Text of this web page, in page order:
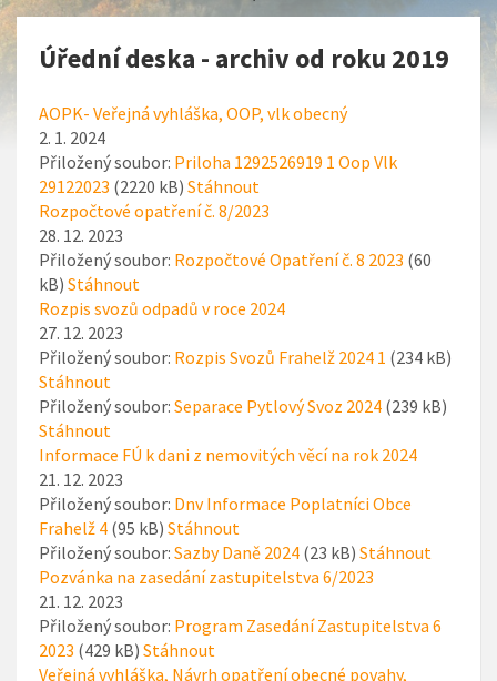
Úřední deska - archiv od roku 2019
AOPK- Veřejná vyhláška, OOP, vlk obecný
2. 1. 2024
Přiložený soubor: Priloha 1292526919 1 Oop Vlk
29122023 (2220 kB) Stáhnout
Rozpočtové opatření č. 8/2023
28. 12. 2023
Přiložený soubor: Rozpočtové Opatření č. 8 2023 (60
kB) Stáhnout
Rozpis svozů odpadů v roce 2024
27. 12. 2023
Přiložený soubor: Rozpis Svozů Frahelž 2024 1 (234 kB)
Stáhnout
Přiložený soubor: Separace Pytlový Svoz 2024 (239 kB)
Stáhnout
Informace FÚ k dani z nemovitých věcí na rok 2024
21. 12. 2023
Přiložený soubor: Dnv Informace Poplatníci Obce
Frahelž 4 (95 kB) Stáhnout
Přiložený soubor: Sazby Daně 2024 (23 kB) Stáhnout
Pozvánka na zasedání zastupitelstva 6/2023
21. 12. 2023
Přiložený soubor: Program Zasedání Zastupitelstva 6
2023 (429 kB) Stáhnout
Veřejná vyhláška, Návrh opatření obecné povahy,